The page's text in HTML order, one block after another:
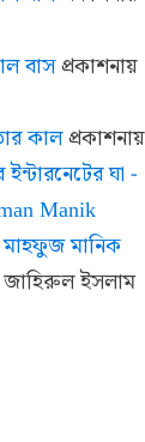
বাসপ্রকাশনায়
কালপ্রকাশনায়
ঘা -
Manik
মাহফুজ মানিক
জাহিরুল ইসলাম